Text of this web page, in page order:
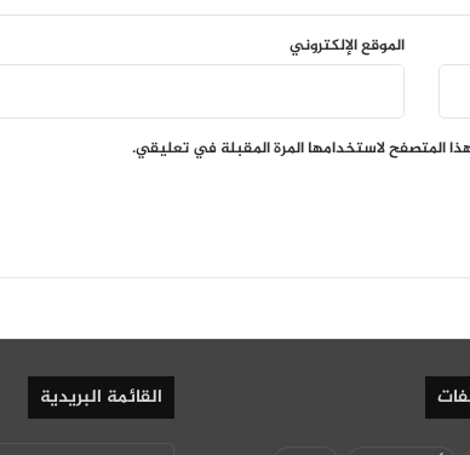
الموقع الإلكتروني
المتصفح لاستخدامها المرة المقبلة في تعليقي.
القائمة البريدية